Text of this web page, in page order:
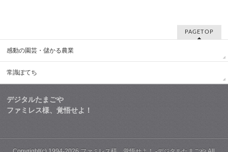
PAGETOP
感動の園芸・儲かる農業
常識ぽてち
デジタルたまごや
ファミレス様、覚悟せよ！